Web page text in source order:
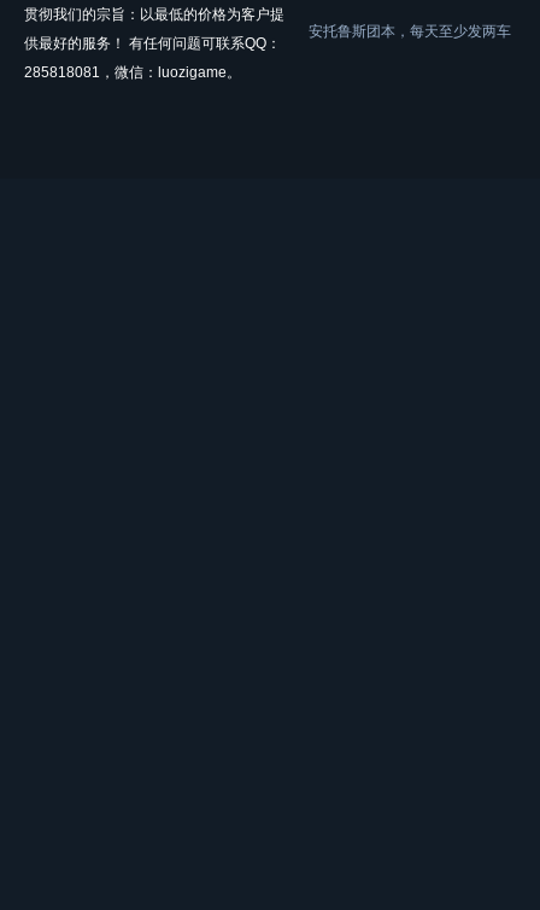
贯彻我们的宗旨：以最低的价格为客户提
供最好的服务！ 有任何问题可联系QQ：
285818081，微信：luozigame。
安托鲁斯团本，每天至少发两车